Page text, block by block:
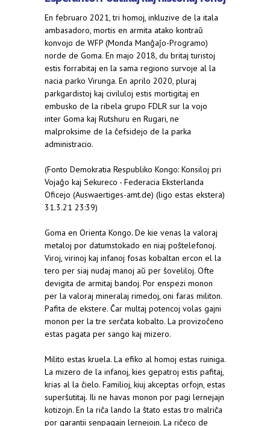
En februaro 2021, tri homoj, inkluzive de la itala
ambasadoro, mortis en armita atako kontraŭ
konvojo de WFP (Monda Manĝaĵo-Programo)
norde de Goma. En majo 2018, du britaj turistoj
estis forrabitaj en la sama regiono survoje al la
nacia parko Virunga. En aprilo 2020, pluraj
parkgardistoj kaj civiluloj estis mortigitaj en
embusko de la ribela grupo FDLR sur la vojo
inter Goma kaj Rutshuru en Rugari, ne
malproksime de la ĉefsidejo de la parka
administracio.
(Fonto Demokratia Respubliko Kongo: Konsiloj pri
Vojaĝo kaj Sekureco - Federacia Eksterlanda
Oficejo (Auswaertiges-amt.de) (ligo estas ekstera)
31.3.21 23:39)
Goma en Orienta Kongo. De kie venas la valoraj
metaloj por datumstokado en niaj poŝtelefonoj.
Viroj, virinoj kaj infanoj fosas kobaltan ercon el la
tero per siaj nudaj manoj aŭ per ŝoveliloj. Ofte
devigita de armitaj bandoj. Por enspezi monon
per la valoraj mineralaj rimedoj, oni faras militon.
Pafita de ekstere. Ĉar multaj potencoj volas gajni
monon per la tre serĉata kobalto. La provizoĉeno
estas pagata per sango kaj mizero.
Milito estas kruela. La efiko al homoj estas ruiniga.
La mizero de la infanoj, kies gepatroj estis pafitaj,
krias al la ĉielo. Familioj, kiuj akceptas orfojn, estas
superŝutitaj. Ili ne havas monon por pagi lernejajn
kotizojn. En la riĉa lando la ŝtato estas tro malriĉa
por garantii senpagajn lernejojn. La riĉeco de